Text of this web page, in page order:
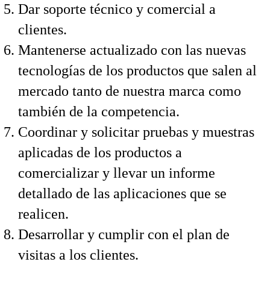
Dar soporte técnico y comercial a
clientes.
Mantenerse actualizado con las nuevas
tecnologías de los productos que salen al
mercado tanto de nuestra marca como
también de la competencia.
Coordinar y solicitar pruebas y muestras
aplicadas de los productos a
comercializar y llevar un informe
detallado de las aplicaciones que se
realicen.
Desarrollar y cumplir con el plan de
visitas a los clientes.